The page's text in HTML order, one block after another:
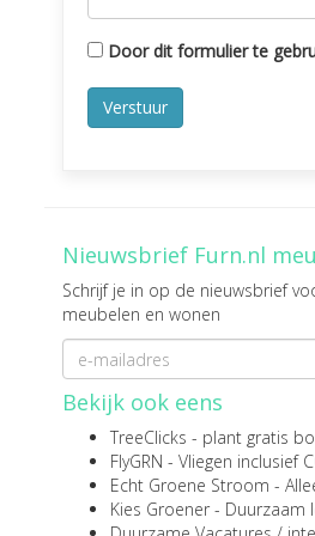
Door dit formulier te
Nieuwsbrief Furn.nl
Schrijf je in op de nieuwsbrief
meubelen en wonen
Bekijk ook eens
TreeClicks - plant gratis
FlyGRN - Vliegen inclusief
Echt Groene Stroom -
Kies Groener - Duurzaam